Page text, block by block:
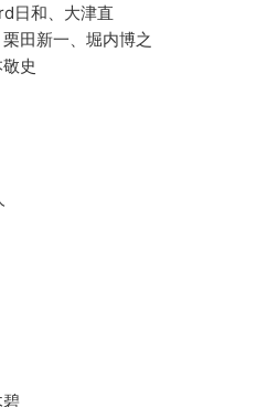
日和、大津直
田新一、堀内博之
史